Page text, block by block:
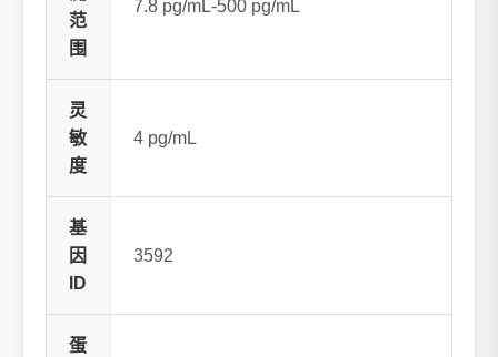
范
围
7.8 pg/mL-500 pg/mL
灵
敏
度
4 pg/mL
基
因
ID
3592
蛋